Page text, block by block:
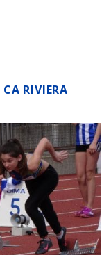
CA RIVIERA